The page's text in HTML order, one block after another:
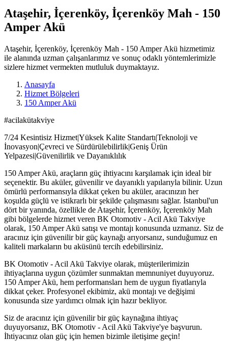
Ataşehir, İçerenköy, İçerenköy Mah - 150
Amper Akü
Ataşehir, İçerenköy, İçerenköy Mah - 150 Amper Akü hizmetimiz
ile alanında uzman çalışanlarımız ve sonuç odaklı yöntemlerimizle
sizlere hizmet vermekten mutluluk duymaktayız.
Anasayfa
Hizmet Bölgeleri
150 Amper Akü
#acilakütakviye
7/24 Kesintisiz Hizmet|Yüksek Kalite Standartı|Teknoloji ve
İnovasyon|Çevreci ve Sürdürülebilirlik|Geniş Ürün
Yelpazesi|Güvenilirlik ve Dayanıklılık
150 Amper Akü, araçların güç ihtiyacını karşılamak için ideal bir
seçenektir. Bu aküler, güvenilir ve dayanıklı yapılarıyla bilinir. Uzun
ömürlü performansıyla dikkat çeken bu aküler, aracınızın her
koşulda güçlü ve istikrarlı bir şekilde çalışmasını sağlar. İstanbul'un
dört bir yanında, özellikle de Ataşehir, İçerenköy, İçerenköy Mah
gibi bölgelerde hizmet veren BK Otomotiv - Acil Akü Takviye
olarak, 150 Amper Akü satışı ve montajı konusunda uzmanız. Siz de
aracınız için güvenilir bir güç kaynağı arıyorsanız, sunduğumuz en
kaliteli markaların bu aküsünü tercih edebilirsiniz.
BK Otomotiv - Acil Akü Takviye olarak, müşterilerimizin
ihtiyaçlarına uygun çözümler sunmaktan memnuniyet duyuyoruz.
150 Amper Akü, hem performansları hem de uygun fiyatlarıyla
dikkat çeker. Profesyonel ekibimiz, akü montajı ve değişimi
konusunda size yardımcı olmak için hazır bekliyor.
Siz de aracınız için güvenilir bir güç kaynağına ihtiyaç
duyuyorsanız, BK Otomotiv - Acil Akü Takviye'ye başvurun.
İhtiyacınız olan güç için hemen bizimle iletişime geçin!